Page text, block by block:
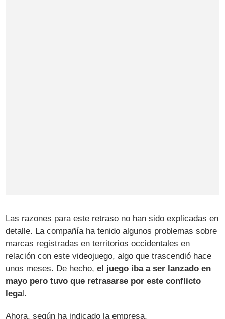
Las razones para este retraso no han sido explicadas en
detalle. La compañía ha tenido algunos problemas sobre
marcas registradas en territorios occidentales en
relación con este videojuego, algo que trascendió hace
unos meses. De hecho,el juego iba a ser lanzado en
mayo pero tuvo que retrasarse por este conflicto
legal.
Ahora, según ha indicado la empresa,